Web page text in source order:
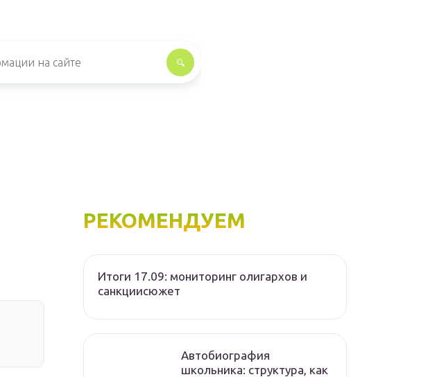
РЕКОМЕНДУЕМ
Итоги 17.09: мониторинг олигархов и
санкциисюжет
Автобиография
школьника: структура, как